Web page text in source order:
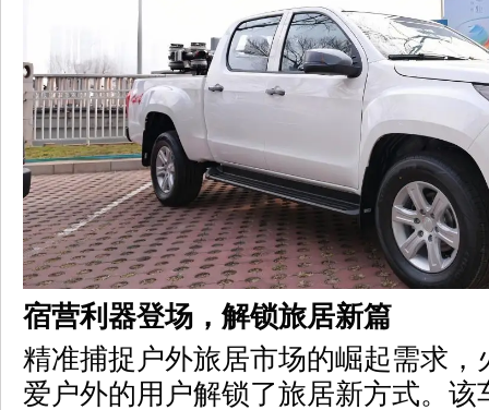
宿营利器登场，解锁旅居新篇
精准捕捉户外旅居市场的崛起需求，
爱户外的用户解锁了旅居新方式。